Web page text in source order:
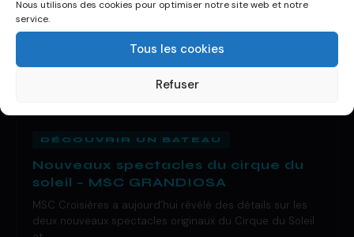
Nous utilisons des cookies pour optimiser notre site web et notre
service.
Tous les cookies
Refuser
DÉCOUVRIR UN BATEAU
Nouveaux spectacles du cirque du
soleil – MSC GRANDIOSA
MSC Croisières a aujourd’hui révélé des détails sur les
deux nouveaux spectacles originaux du Cirque du Soleil